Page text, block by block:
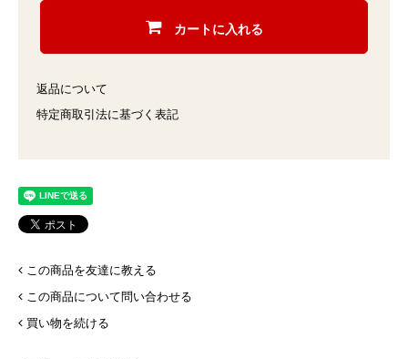
カートに入れる
返品について
特定商取引法に基づく表記
この商品を友達に教える
この商品について問い合わせる
買い物を続ける